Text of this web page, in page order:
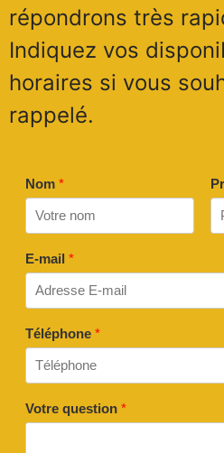
répondrons très
Indiquez vos
horaires si vous
rappelé.
Nom *
E-mail *
Téléphone *
Votre question *